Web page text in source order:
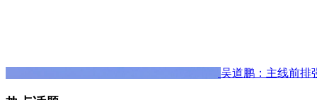
吴道鹏：主线前排